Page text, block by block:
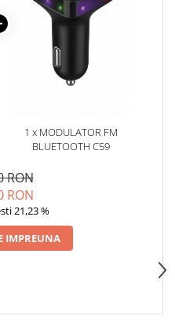
1 x MODULATOR FM
BLUETOOTH C59
RON
RON
21,23 %
IMPREUNA